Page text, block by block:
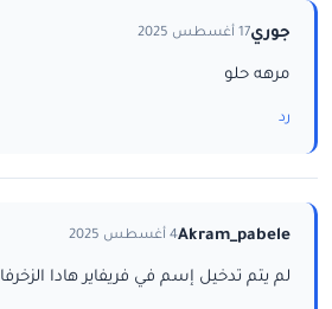
جوري17 أغسطس 2025
مرهه حلو
رد
Akram_pabele4 أغسطس 2025
لم يتم تدخيل إسم في فريفاير هادا الزخرفا